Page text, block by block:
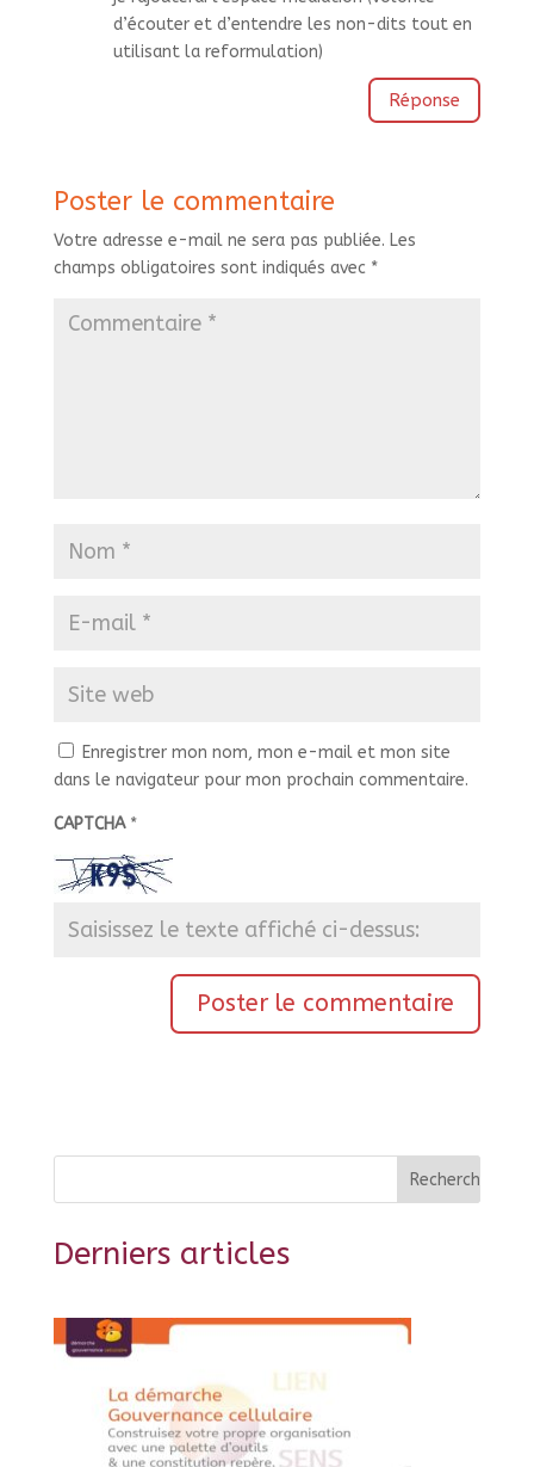
d’écouter et d’entendre les non-dits tout en
utilisant la reformulation)
Réponse
Poster le commentaire
Votre adresse e-mail ne sera pas publiée. Les
champs obligatoires sont indiqués avec *
Enregistrer mon nom, mon e-mail et mon site
dans le navigateur pour mon prochain commentaire.
CAPTCHA *
Derniers articles